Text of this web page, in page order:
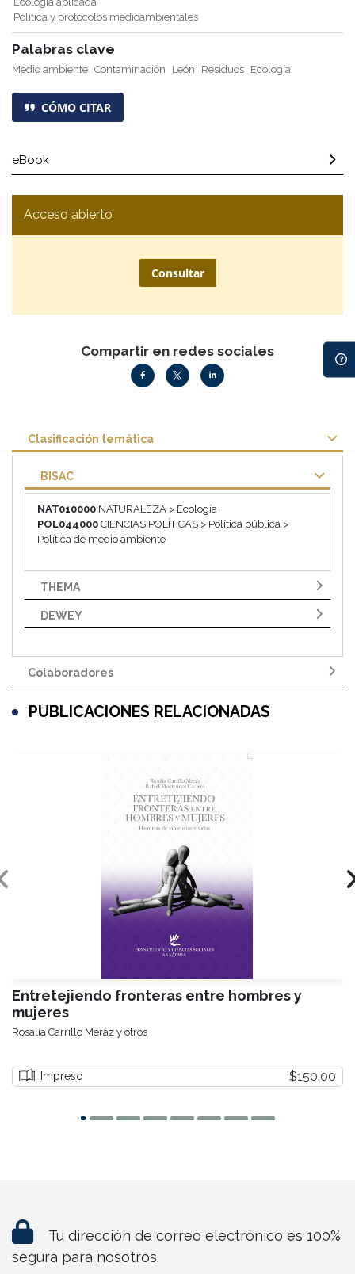
Política y protocolos medioambientales
Palabras clave
Medio ambiente Contaminación León Residuos Ecología
CÓMO CITAR
eBook
Acceso abierto
Consultar
Compartir en redes sociales
Clasificación temática
BISAC
NAT010000 NATURALEZA > Ecología
POL044000 CIENCIAS POLÍTICAS > Política pública >
Política de medio ambiente
THEMA
DEWEY
Colaboradores
PUBLICACIONES RELACIONADAS
Entretejiendo fronteras entre hombres y
mujeres
Rosalía Carrillo Meráz y otros
Impreso $150.00
Tu dirección de correo electrónico es 100%
segura para nosotros.